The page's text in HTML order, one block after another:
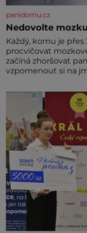
panidomu.cz
Nedovolte
Každý, komu je
procvičovat
začíná zhoršovat
vzpomenout si na
nedávno přečetli.
kdyby se paměť